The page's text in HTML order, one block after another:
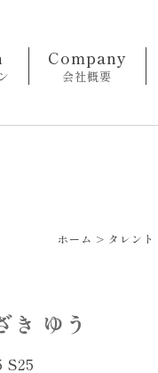
Company
会社概要
ホーム > タレント
き ゆう